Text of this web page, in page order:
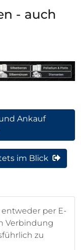
- auch
Ankauf
im Blick
per E-
Verbindung
zu